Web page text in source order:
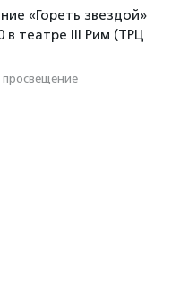
«Гореть звездой»
в театре III Рим (ТРЦ
просвещение